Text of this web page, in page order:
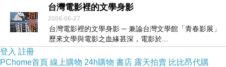
台灣電影裡的文學身影
2008-06-27
台灣電影裡的文學身影 ─ 兼論台灣文學館「青春影展」
歷來文學與電影之血緣甚深，電影於...
登入 註冊
PChome首頁 線上購物 24h購物 書店 露天拍賣 比比昂代購